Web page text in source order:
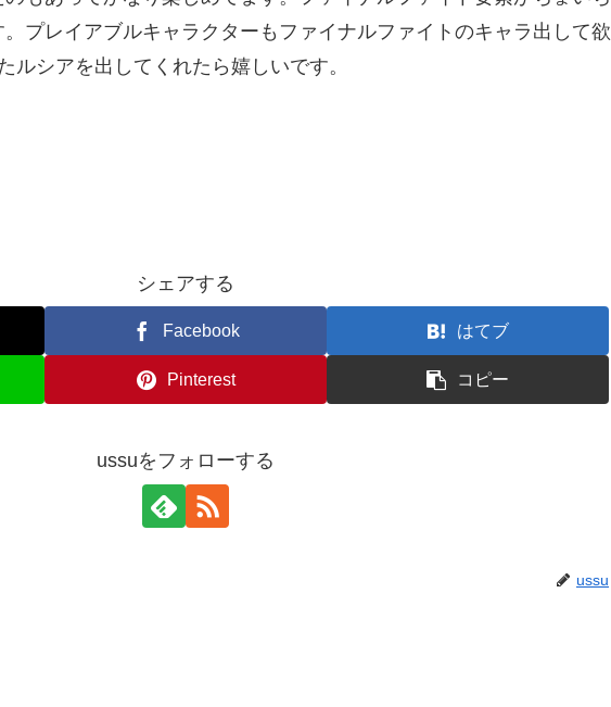
プレイアブルキャラクターもファイナルファイトのキャラ出して欲
ルシアを出してくれたら嬉しいです。
シェアする
Facebook はてブ
Pinterest コピー
ussuをフォローする
ussu